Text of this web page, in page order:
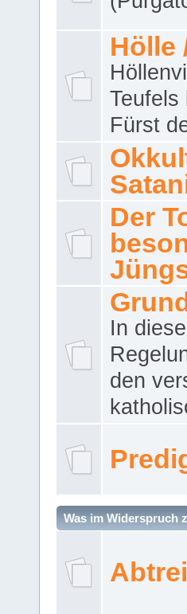
Hölle
Teufels
Fürst
Der
In
den
Was im Widerspruch